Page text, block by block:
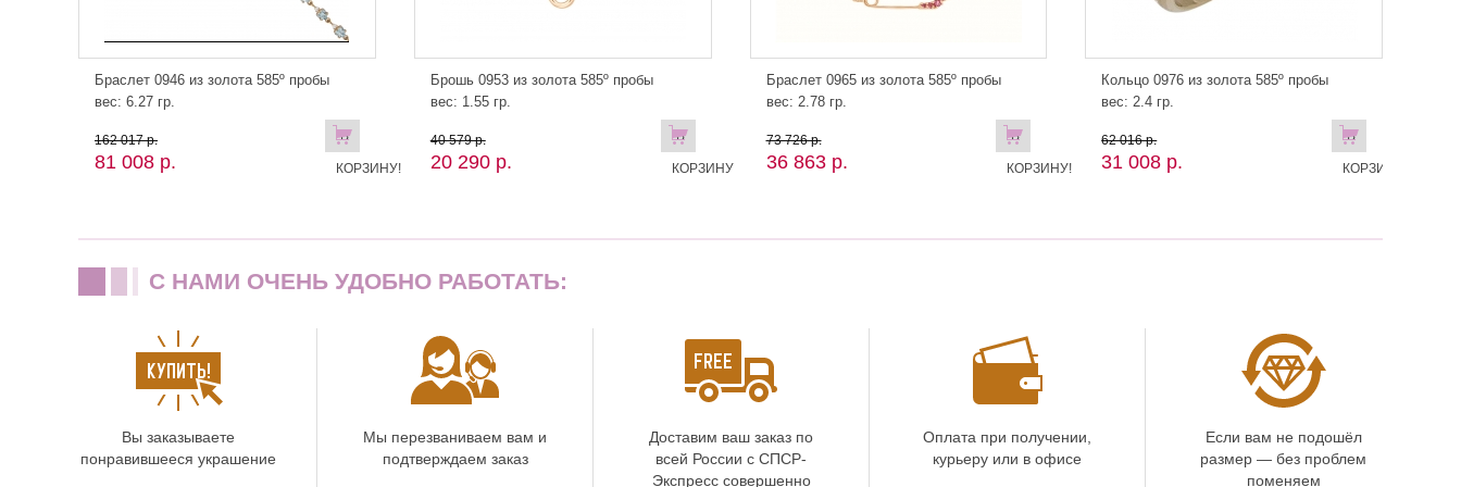
Браслет 0946 из золота 585º пробы
вес: 6.27 гр.
162 017 р.
81 008 р.
В
КОРЗИНУ!
Брошь 0953 из золота 585º пробы
вес: 1.55 гр.
40 579 р.
20 290 р.
В
КОРЗИНУ
Браслет 0965 из золота 585º пробы
вес: 2.78 гр.
73 726 р.
36 863 р.
В
КОРЗИНУ!
Кольцо 0976 из золота 585º пробы
вес: 2.4 гр.
62 016 р.
31 008 р.
В
КОРЗИНУ!
C НАМИ ОЧЕНЬ УДОБНО РАБОТАТЬ:
Вы заказываете
понравившееся украшение
Мы перезваниваем вам и
подтверждаем заказ
Доставим ваш заказ по
всей России с СПСР-
Экспресс совершенно
Оплата при получении,
курьеру или в офисе
Если вам не подошёл
размер — без проблем
поменяем